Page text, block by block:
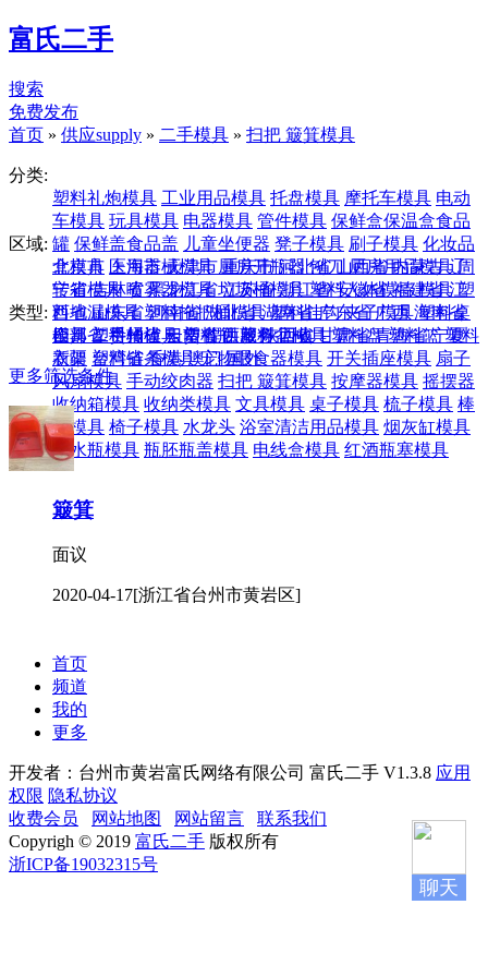
富氏二手
搜索
免费发布
首页 » 供应supply » 二手模具 » 扫把 簸箕模具
分类:
塑料礼炮模具 工业用品模具 托盘模具 摩托车模具 电动
车模具 玩具模具 电器模具 管件模具 保鲜盒保温盒食品
罐 保鲜盖食品盖 儿童坐便器 凳子模具 刷子模具 化妆品
盒模具 医用器械模具 厨房开瓶器 刨刀 厨房用品模具 周
转箱模具 喷雾器模具 垃圾桶模具 塑料人体模特 模具 塑
料地漏模具 塑料拖把桶模具 塑料挂钩 夹子模具 塑料桌
模具 塑料桶模具 塑料瓶 塑料盆模具 塑料盘 塑料篮 塑料
衣架 塑料链条模具 宠物喂食器模具 开关插座模具 扇子
风扇模具 手动绞肉器 扫把 簸箕模具 按摩器模具 摇摆器
收纳箱模具 收纳类模具 文具模具 桌子模具 梳子模具 棒
冰模具 椅子模具 水龙头 浴室清洁用品模具 烟灰缸模具
热水瓶模具 瓶胚瓶盖模具 电线盒模具 红酒瓶塞模具
区域:
北京市 上海市 天津市 重庆市 河北省 山西省 内蒙古 辽
宁省 吉林省 黑龙江省 江苏省 浙江省 安徽省 福建省 江
西省 山东省 河南省 湖北省 湖南省 广东省 广西 海南省
四川省 贵州省 云南省 西藏 陕西省 甘肃省 青海省 宁夏
新疆 台湾省 香港 澳门 国外
类型:
全部 二手转让 租赁 提供服务 回收
更多筛选条件
簸箕
面议
2020-04-17[浙江省台州市黄岩区]
首页
频道
我的
更多
开发者：台州市黄岩富氏网络有限公司 富氏二手 V1.3.8 应用
权限 隐私协议
收费会员
网站地图 网站留言
联系我们
Copyrigh © 2019 富氏二手 版权所有
浙ICP备19032315号
聊天